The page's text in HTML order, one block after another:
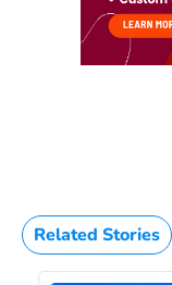
Related Stories